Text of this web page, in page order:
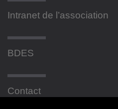
Intranet de l’association
BDES
Contact